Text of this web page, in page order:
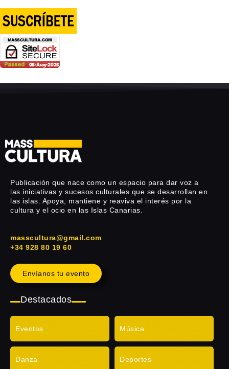
Publicación que nace como un espacio para dar voz a
las iniciativas y sucesos culturales que se desarrollan en
las islas. Apoya, mantiene y reaviva el interés por la
cultura y el ocio en las Islas Canarias.
masscultura@gmail.com
+34 928 80 19 60
Envíanos tu evento
Destacados
Eventos Música
Danza Deportes